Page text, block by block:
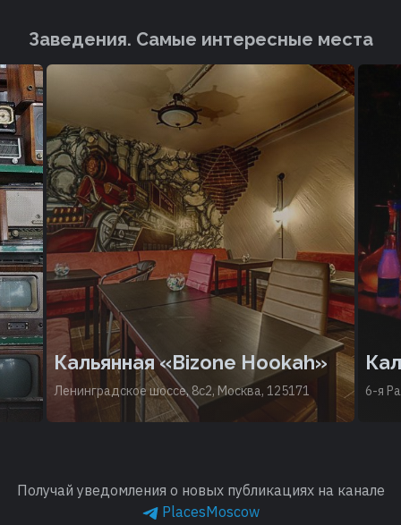
Заведения. Cамые интересные места
Кальянная «Bizone Hookah»
Ленинградское шоссе, 8с2, Москва, 125171 6-я
Получай уведомления о новых публикациях на канале
PlacesMoscow